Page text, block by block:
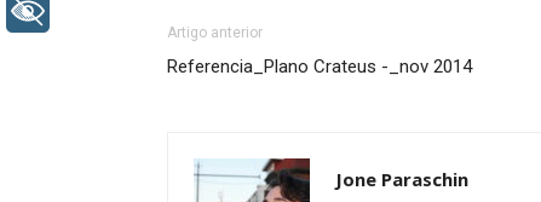
Artigo anterior
Referencia_Plano Crateus -_nov 2014
Jone Paraschin